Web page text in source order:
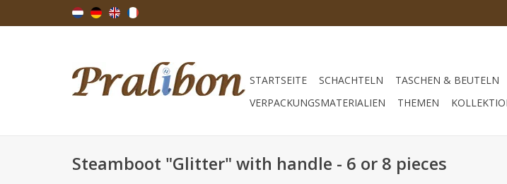
STARTSEITE SCHACHTELN TASCHEN & BEUTELN
VERPACKUNGSMATERIALIEN
THEMEN
Steamboot "Glitter" with handle - 6 or 8 pieces